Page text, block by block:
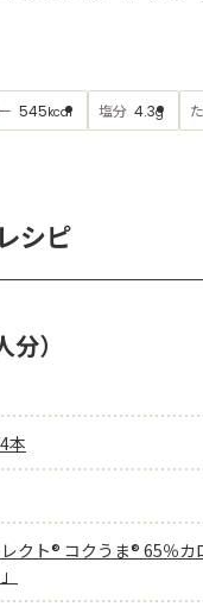
545kcal 塩分 4.3g
シピ
）
本
レクト® コクうま® 65％カ